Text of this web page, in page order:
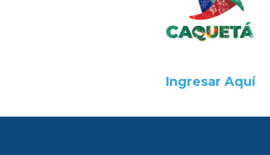
Ingresar Aquí